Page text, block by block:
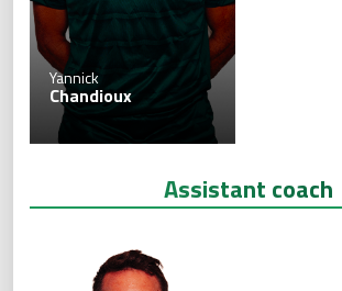
Yannick
Chandioux
Assistant coach